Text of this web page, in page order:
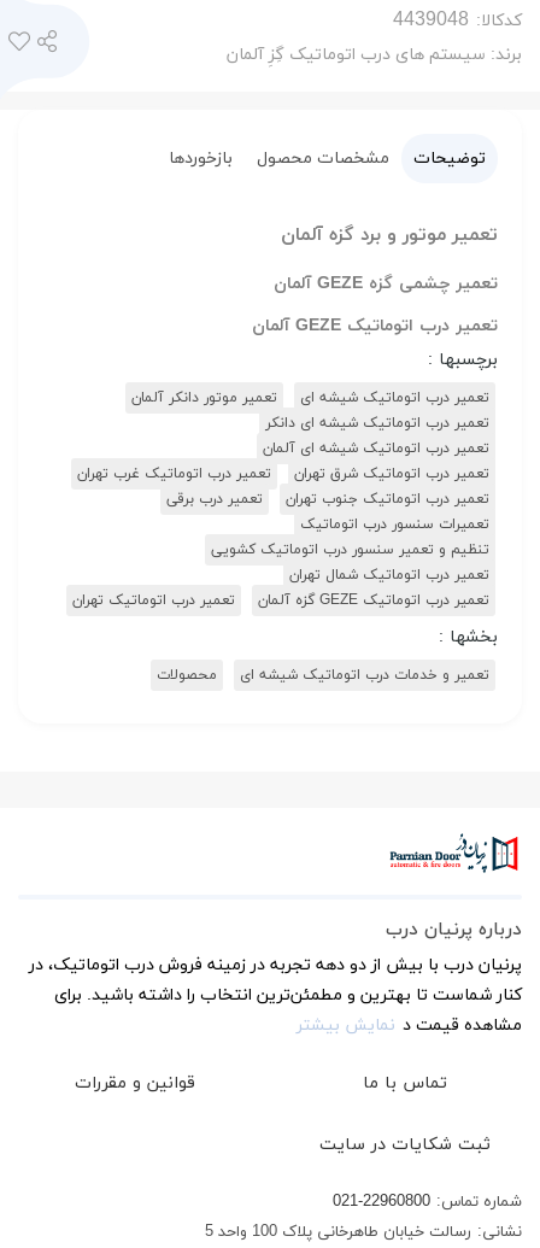
کدکالا:
برند: سیستم های درب اتوماتیک گِزِ آلمان
توضیحات مشخصات محصول بازخوردها
تعمیر موتور و برد گزه آلمان
تعمیر چشمی گزه GEZE آلمان
تعمیر درب اتوماتیک GEZE آلمان
برچسبها :
تعمیر درب اتوماتیک شیشه ای
تعمیر موتور دانکر آلمان
تعمیر درب اتوماتیک شیشه ای دانکر
تعمیر درب اتوماتیک شیشه ای آلمان
تعمیر درب اتوماتیک شرق تهران
تعمیر درب اتوماتیک غرب تهران
تعمیر درب اتوماتیک جنوب تهران
تعمیر درب برقی
تعمیرات سنسور درب اتوماتیک
تنظیم و تعمیر سنسور درب اتوماتیک کشویی
تعمیر درب اتوماتیک شمال تهران
تعمیر درب اتوماتیک GEZE گزه آلمان
تعمیر درب اتوماتیک تهران
بخشها :
تعمیر و خدمات درب اتوماتیک شیشه ای محصولات
درباره پرنیان درب
پرنیان درب با بیش از دو دهه تجربه در زمینه فروش درب اتوماتیک، در
کنار شماست تا بهترین و مطمئن‌ترین انتخاب را داشته باشید. برای
مشاهده قیمت د نمایش بیشتر
تماس با ما قوانین و مقررات
ثبت شکایات در سایت
شماره تماس: 021-22960800
نشانی: رسالت خیابان طاهرخانی پلاک 100 واحد 5